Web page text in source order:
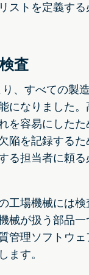
ストを定義する
査
、すべての製
になりました。
を容易にした
陥を記録する
る担当者に頼る
工場機械には検
械が扱う部品一
管理ソフトウ
ます。